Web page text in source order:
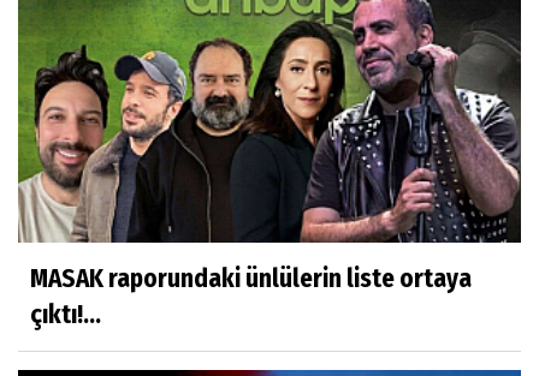
MASAK raporundaki ünlülerin liste ortaya
çıktı!...